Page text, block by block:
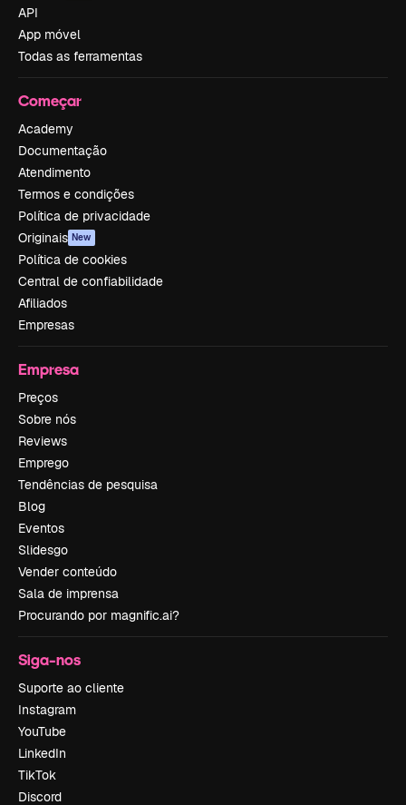
API
App móvel
Todas as ferramentas
Começar
Academy
Documentação
Atendimento
Termos e condições
Política de privacidade
Originais New
Política de cookies
Central de confiabilidade
Afiliados
Empresas
Empresa
Preços
Sobre nós
Reviews
Emprego
Tendências de pesquisa
Blog
Eventos
Slidesgo
Vender conteúdo
Sala de imprensa
Procurando por magnific.ai?
Siga-nos
Suporte ao cliente
Instagram
YouTube
LinkedIn
TikTok
Discord